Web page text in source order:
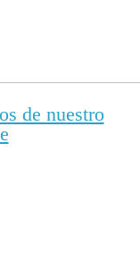
de nuestro